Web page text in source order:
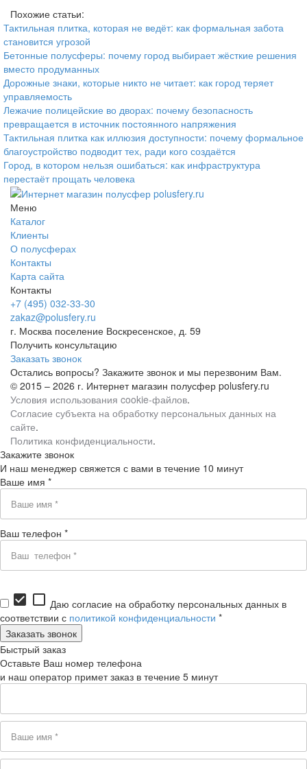
Похожие статьи:
Тактильная плитка, которая не ведёт: как формальная забота
становится угрозой
Бетонные полусферы: почему город выбирает жёсткие решения
вместо продуманных
Дорожные знаки, которые никто не читает: как город теряет
управляемость
Лежачие полицейские во дворах: почему безопасность
превращается в источник постоянного напряжения
Тактильная плитка как иллюзия доступности: почему формальное
благоустройство подводит тех, ради кого создаётся
Город, в котором нельзя ошибаться: как инфраструктура
перестаёт прощать человека
Меню
Каталог
Клиенты
О полусферах
Контакты
Карта сайта
Контакты
+7 (495) 032-33-30
zakaz@polusfery.ru
г. Москва поселение Воскресенское, д. 59
Получить консультацию
Заказать звонок
Остались вопросы? Закажите звонок и мы перезвоним Вам.
© 2015 – 2026 г. Интернет магазин полусфер polusfery.ru
Условия использования cookie-файлов.
Согласие субъекта на обработку персональных данных на
сайте.
Политика конфиденциальности.
Закажите звонок
И наш менеджер свяжется с вами в течение 10 минут
Ваше имя *
Ваш телефон *
check_box check_box_outline_blank Даю согласие на обработку персональных данных в
соответствии с политикой конфиденциальности *
Быстрый заказ
Оставьте Ваш номер телефона
и наш оператор примет заказ в течение 5 минут